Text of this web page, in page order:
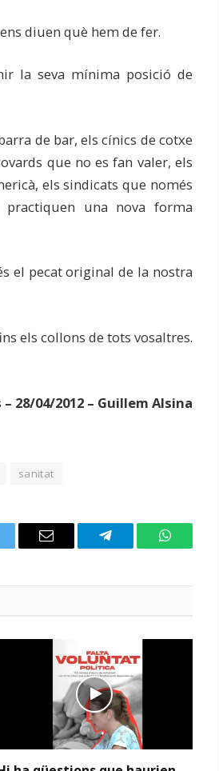
diuen què hem de fer.
la seva mínima posició de
de bar, els cínics de cotxe
que no es fan valer, els
els sindicats que només
una nova forma
el pecat original de la nostra
els collons de tots vosaltres.
– 28/04/2012 – Guillem Alsina
sanitat
Email Telegram WhatsApp